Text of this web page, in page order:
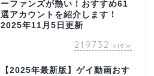
ーファンズが熱い！おすすめ61
選アカウントを紹介します！
2025年11月5日更新
219732 view
【2025年最新版】ゲイ動画おす